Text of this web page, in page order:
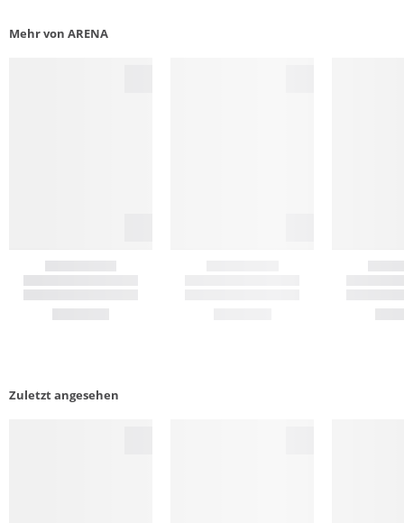
Mehr von ARENA
Zuletzt angesehen